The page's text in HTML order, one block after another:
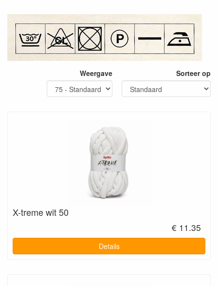
Weergave Sorteer op
X-treme wit 50
€ 11.35
Details